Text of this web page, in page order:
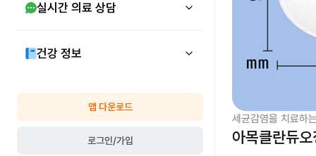
실시간 의료 상담
건강 정보
앱 다운로드
로그인/가입
세균감염을 치료하
아목클란듀